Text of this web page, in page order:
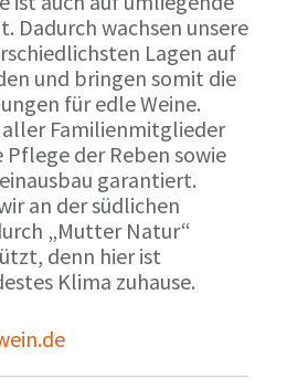
Dadurch wachsen unsere
Lagen auf
und bringen somit die
für edle Weine.
aller Familienmitglieder
der Reben sowie
garantiert.
an der südlichen
„Mutter Natur“
denn hier ist
Klima zuhause.